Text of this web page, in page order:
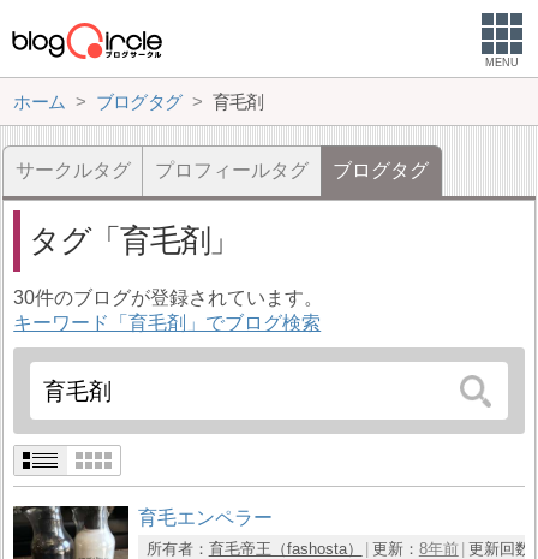
MENU
ホーム ブログタグ 育毛剤
サークルタグ プロフィールタグ ブログタグ
タグ 育毛剤
30件のブログが登録されています。
キーワード「育毛剤」でブログ検索
育毛エンペラー
所有者： 育毛帝王（fashosta） 更新： 8年前 更新回数